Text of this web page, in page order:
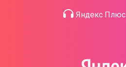
Яндекс Плюс